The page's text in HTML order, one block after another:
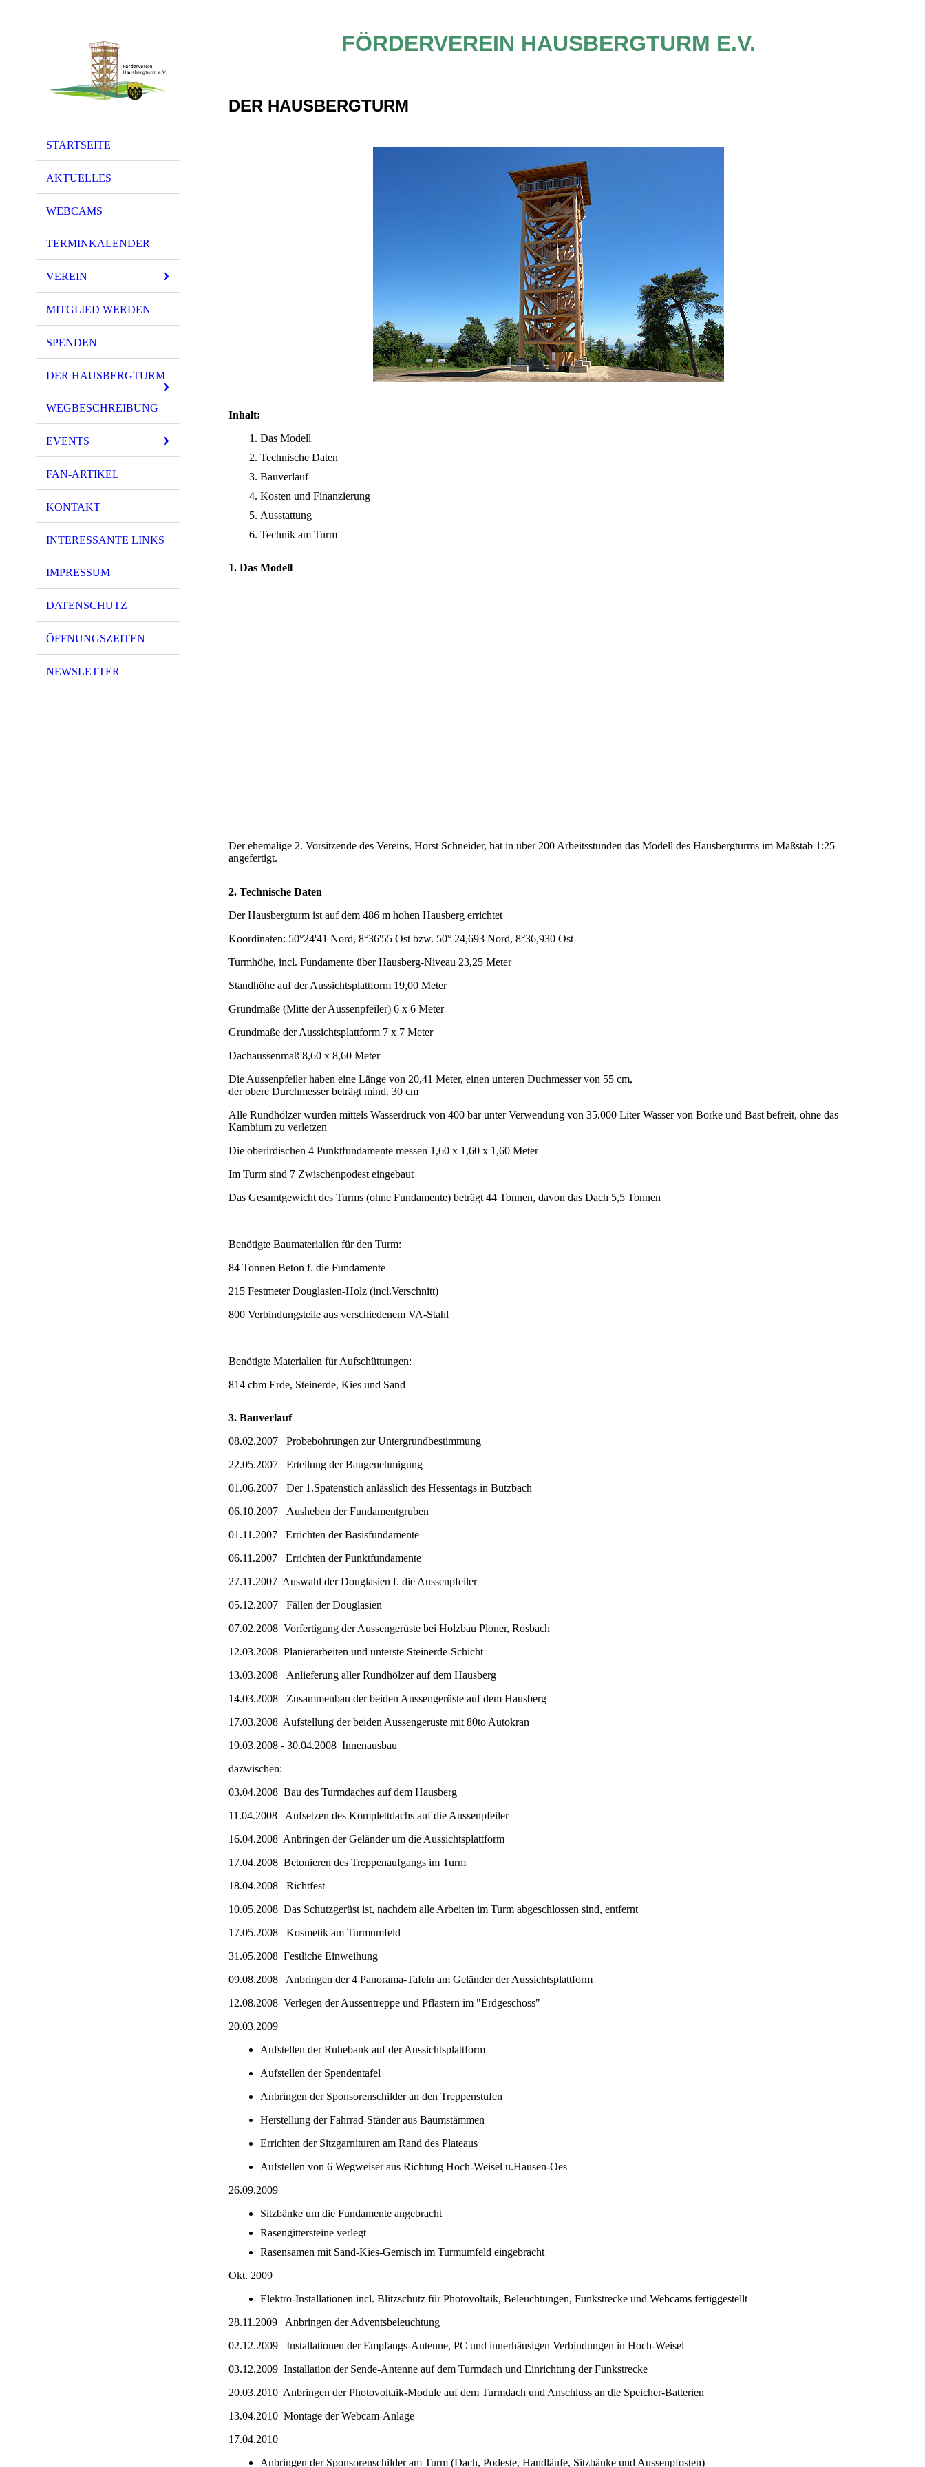
STARTSEITE
AKTUELLES
WEBCAMS
TERMINKALENDER
VEREIN
MITGLIED WERDEN
SPENDEN
DER HAUSBERGTURM
WEGBESCHREIBUNG
EVENTS
FAN-ARTIKEL
KONTAKT
INTERESSANTE LINKS
IMPRESSUM
DATENSCHUTZ
ÖFFNUNGSZEITEN
NEWSLETTER
FÖRDERVEREIN HAUSBERGTURM E.V.
DER HAUSBERGTURM
Inhalt:
Das Modell
Technische Daten
Bauverlauf
Kosten und Finanzierung
Ausstattung
Technik am Turm
1. Das Modell
Der ehemalige 2. Vorsitzende des Vereins, Horst Schneider, hat in über 200 Arbeitsstunden das Modell des Hausbergturms im Maßstab 1:25
angefertigt.
2. Technische Daten
Der Hausbergturm ist auf dem 486 m hohen Hausberg errichtet
Koordinaten: 50°24'41 Nord, 8°36'55 Ost bzw. 50° 24,693 Nord, 8°36,930 Ost
Turmhöhe, incl. Fundamente über Hausberg-Niveau 23,25 Meter
Standhöhe auf der Aussichtsplattform 19,00 Meter
Grundmaße (Mitte der Aussenpfeiler) 6 x 6 Meter
Grundmaße der Aussichtsplattform 7 x 7 Meter
Dachaussenmaß 8,60 x 8,60 Meter
Die Aussenpfeiler haben eine Länge von 20,41 Meter, einen unteren Duchmesser von 55 cm,
der obere Durchmesser beträgt mind. 30 cm
Alle Rundhölzer wurden mittels Wasserdruck von 400 bar unter Verwendung von 35.000 Liter Wasser von Borke und Bast befreit, ohne das
Kambium zu verletzen
Die oberirdischen 4 Punktfundamente messen 1,60 x 1,60 x 1,60 Meter
Im Turm sind 7 Zwischenpodest eingebaut
Das Gesamtgewicht des Turms (ohne Fundamente) beträgt 44 Tonnen, davon das Dach 5,5 Tonnen
Benötigte Baumaterialien für den Turm:
84 Tonnen Beton f. die Fundamente
215 Festmeter Douglasien-Holz (incl.Verschnitt)
800 Verbindungsteile aus verschiedenem VA-Stahl
Benötigte Materialien für Aufschüttungen:
814 cbm Erde, Steinerde, Kies und Sand
3. Bauverlauf
08.02.2007 Probebohrungen zur Untergrundbestimmung
22.05.2007 Erteilung der Baugenehmigung
01.06.2007 Der 1.Spatenstich anlässlich des Hessentags in Butzbach
06.10.2007 Ausheben der Fundamentgruben
01.11.2007 Errichten der Basisfundamente
06.11.2007 Errichten der Punktfundamente
27.11.2007 Auswahl der Douglasien f. die Aussenpfeiler
05.12.2007 Fällen der Douglasien
07.02.2008 Vorfertigung der Aussengerüste bei Holzbau Ploner, Rosbach
12.03.2008 Planierarbeiten und unterste Steinerde-Schicht
13.03.2008 Anlieferung aller Rundhölzer auf dem Hausberg
14.03.2008 Zusammenbau der beiden Aussengerüste auf dem Hausberg
17.03.2008 Aufstellung der beiden Aussengerüste mit 80to Autokran
19.03.2008 - 30.04.2008 Innenausbau
dazwischen:
03.04.2008 Bau des Turmdaches auf dem Hausberg
11.04.2008 Aufsetzen des Komplettdachs auf die Aussenpfeiler
16.04.2008 Anbringen der Geländer um die Aussichtsplattform
17.04.2008 Betonieren des Treppenaufgangs im Turm
18.04.2008 Richtfest
10.05.2008 Das Schutzgerüst ist, nachdem alle Arbeiten im Turm abgeschlossen sind, entfernt
17.05.2008 Kosmetik am Turmumfeld
31.05.2008 Festliche Einweihung
09.08.2008 Anbringen der 4 Panorama-Tafeln am Geländer der Aussichtsplattform
12.08.2008 Verlegen der Aussentreppe und Pflastern im "Erdgeschoss"
20.03.2009
Aufstellen der Ruhebank auf der Aussichtsplattform
Aufstellen der Spendentafel
Anbringen der Sponsorenschilder an den Treppenstufen
Herstellung der Fahrrad-Ständer aus Baumstämmen
Errichten der Sitzgarnituren am Rand des Plateaus
Aufstellen von 6 Wegweiser aus Richtung Hoch-Weisel u.Hausen-Oes
26.09.2009
Sitzbänke um die Fundamente angebracht
Rasengittersteine verlegt
Rasensamen mit Sand-Kies-Gemisch im Turmumfeld eingebracht
Okt. 2009
Elektro-Installationen incl. Blitzschutz für Photovoltaik, Beleuchtungen, Funkstrecke und Webcams fertiggestellt
28.11.2009 Anbringen der Adventsbeleuchtung
02.12.2009 Installationen der Empfangs-Antenne, PC und innerhäusigen Verbindungen in Hoch-Weisel
03.12.2009 Installation der Sende-Antenne auf dem Turmdach und Einrichtung der Funkstrecke
20.03.2010 Anbringen der Photovoltaik-Module auf dem Turmdach und Anschluss an die Speicher-Batterien
13.04.2010 Montage der Webcam-Anlage
17.04.2010
Anbringen der Sponsorenschilder am Turm (Dach, Podeste, Handläufe, Sitzbänke und Aussenpfosten)